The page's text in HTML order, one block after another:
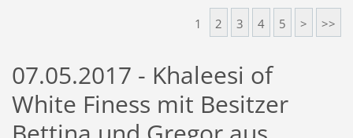
1 2 3 4 5 > >>
07.05.2017 - Khaleesi of
White Finess mit Besitzer